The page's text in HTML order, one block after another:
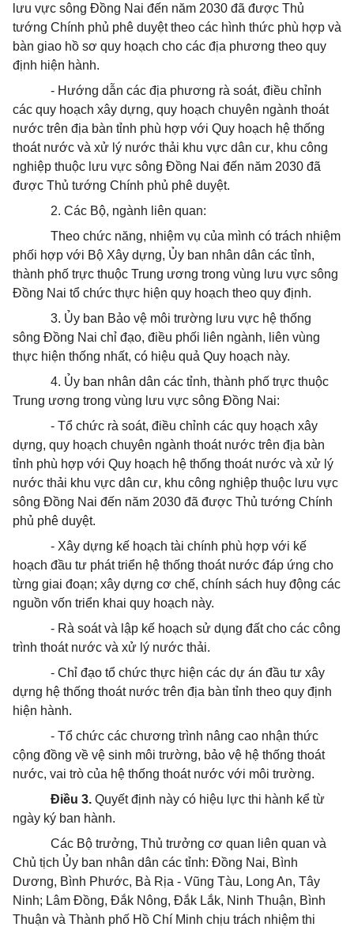
lưu vực sông Đồng Nai đến năm 2030 đã được Thủ
tướng Chính phủ phê duyệt theo các hình thức phù hợp và
bàn giao hồ sơ quy hoạch cho các địa phương theo quy
định hiện hành.
- Hướng dẫn các địa phương rà soát, điều chỉnh
các quy hoạch xây dựng, quy hoạch chuyên ngành thoát
nước trên địa bàn tỉnh phù hợp với Quy hoạch hệ thống
thoátnước và xử lý nước thải khu vực dân cư, khu công
nghiệp thuộc lưu vực sông Đồng Nai đến năm 2030 đã
được Thủ tướng Chính phủ phê duyệt.
2. Các Bộ, ngành liên quan:
Theo chức năng, nhiệm vụ của mình có trách nhiệm
phối hợp với Bộ Xây dựng, Ủy ban nhân dân các tỉnh,
thành phố trực thuộc Trung ương trong vùng lưu vực sông
Đồng Nai tổ chức thực hiện quy hoạch theo quy định.
3. Ủy ban Bảo vệ môi trường lưu vực hệ thống
sông Đồng Nai chỉ đạo, điều phối liên ngành, liên vùng
thực hiện thống nhất, có hiệu quả Quy hoạch này.
4. Ủy ban nhân dân các tỉnh, thành phố trực thuộc
Trung ương trong vùng lưu vực sông Đồng Nai:
- Tổ chức rà soát, điều chỉnh các quy hoạch xây
dựng, quy hoạch chuyên ngành thoátnước trên địa bàn
tỉnh phù hợp với Quy hoạch hệ thống thoátnước và xử lý
nước thải khu vực dân cư, khu công nghiệp thuộc lưu vực
sông Đồng Nai đến năm 2030 đã được Thủ tướng Chính
phủ phê duyệt.
- Xây dựng kế hoạch tài chính phù hợp với kế
hoạch đầu tư phát triển hệ thống thoátnước đáp ứng cho
từng giai đoạn; xây dựng cơ chế, chính sách huy động các
nguồn vốn triển khai quy hoạch này.
- Rà soát và lập kế hoạch sử dụng đất cho các công
trình thoátnước và xử lý nước thải.
- Chỉ đạo tổ chức thực hiện các dự án đầu tư xây
dựng hệ thống thoátnước trên địa bàn tỉnh theo quy định
hiện hành.
- Tổ chức các chương trình nâng cao nhận thức
cộng đồng về vệ sinh môi trường, bảo vệ hệ thống thoát
nước, vai trò của hệ thống thoátnước với môi trường.
Điều 3. Quyết định này có hiệu lực thi hành kể từ
ngày ký ban hành.
Các Bộ trưởng, Thủ trưởng cơ quan liên quan và
Chủ tịch Ủy ban nhân dân các tỉnh: Đồng Nai, Bình
Dương, Bình Phước, Bà Rịa - Vũng Tàu, Long An, Tây
Ninh; Lâm Đồng, Đắk Nông, Đắk Lắk, Ninh Thuận, Bình
Thuận và Thành phố Hồ Chí Minh chịu trách nhiệm thi